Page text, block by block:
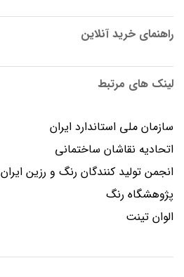
راهنمای خرید آنلاین
لینک های مرتبط
سازمان ملی استاندارد ایران
اتحادیه نقاشان ساختمانی
انجمن توليد كنندگان رنگ و رزين ايران
پژوهشگاه رنگ
الوان تینت